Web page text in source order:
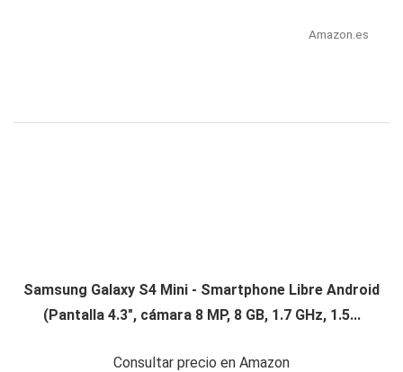
Amazon.es
Samsung Galaxy S4 Mini - Smartphone Libre Android
(Pantalla 4.3", cámara 8 MP, 8 GB, 1.7 GHz, 1.5...
Consultar precio en Amazon